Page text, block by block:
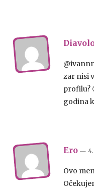
zar nisi
profilu?
godina
Ero — 4.
Ovo